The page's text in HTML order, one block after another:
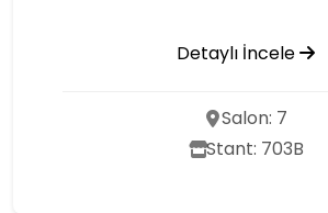
Detaylı İncele
Salon: 7
Stant: 703B